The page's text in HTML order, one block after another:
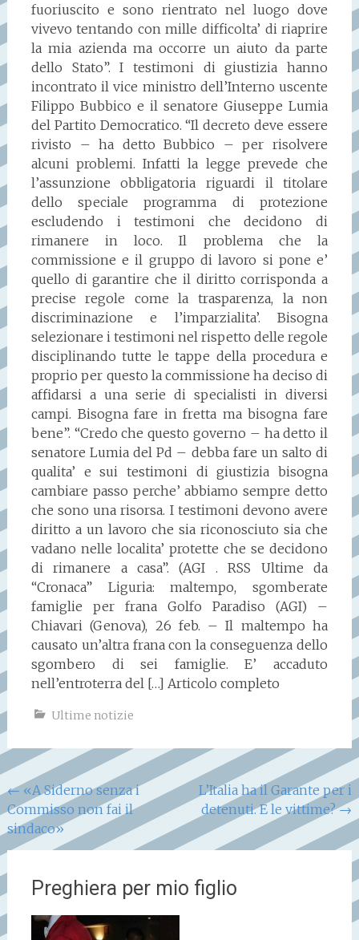
fuoriuscito e sono rientrato nel luogo dove
vivevo tentando con mille difficolta’ di riaprire
la mia azienda ma occorre un aiuto da parte
dello Stato”. I testimoni di giustizia hanno
incontrato il vice ministro dell’Interno uscente
Filippo Bubbico e il senatore Giuseppe Lumia
del Partito Democratico. “Il decreto deve essere
rivisto – ha detto Bubbico – per risolvere
alcuni problemi. Infatti la legge prevede che
l’assunzione obbligatoria riguardi il titolare
dello speciale programma di protezione
escludendo i testimoni che decidono di
rimanere in loco. Il problema che la
commissione e il gruppo di lavoro si pone e’
quello di garantire che il diritto corrisponda a
precise regole come la trasparenza, la non
discriminazione e l’imparzialita’. Bisogna
selezionare i testimoni nel rispetto delle regole
disciplinando tutte le tappe della procedura e
proprio per questo la commissione ha deciso di
affidarsi a una serie di specialisti in diversi
campi. Bisogna fare in fretta ma bisogna fare
bene”. “Credo che questo governo – ha detto il
senatore Lumia del Pd – debba fare un salto di
qualita’ e sui testimoni di giustizia bisogna
cambiare passo perche’ abbiamo sempre detto
che sono una risorsa. I testimoni devono avere
diritto a un lavoro che sia riconosciuto sia che
vadano nelle localita’ protette che se decidono
di rimanere a casa”. (AGI . RSS Ultime da
“Cronaca” Liguria: maltempo, sgomberate
famiglie per frana Golfo Paradiso (AGI) –
Chiavari (Genova), 26 feb. – Il maltempo ha
causato un’altra frana con la conseguenza dello
sgombero di sei famiglie. E’ accaduto
nell’entroterra del […] Articolo completo
Ultime notizie
Navigazione
articoli
←«A Siderno senza i
Commisso non fai il
sindaco»
L’Italia ha il Garante per i
detenuti. E le vittime?→
Preghiera per mio figlio